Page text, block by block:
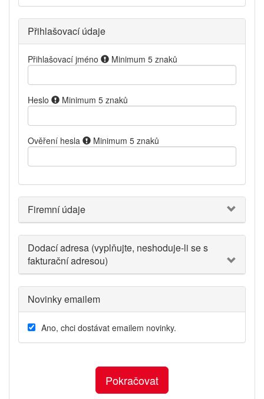
Přihlašovací údaje
Přihlašovací jméno Minimum 5 znaků
Heslo Minimum 5 znaků
Ověření hesla Minimum 5 znaků
Firemní údaje
Dodací adresa (vyplňujte, neshoduje-li se s
fakturační adresou)
Novinky emailem
Ano, chci dostávat emailem novinky.
Pokračovat